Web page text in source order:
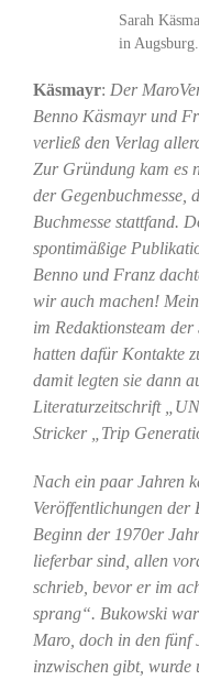
Sarah
in
Käsmayr: Der
Benno Käsmayr und
verließ den Verlag
Zur Gründung kam es
der
Buchmesse stattfand.
spontimäßige
Benno und Franz
wir auch machen!
im Redaktionsteam
hatten dafür Kontakte
damit legten sie dann
Literaturzeitschrift
Stricker „Trip
Nach ein paar Jahren
Veröffentlichungen der
Beginn der 1970er
lieferbar sind, allen
schrieb, bevor er im
sprang“. Bukowski
Maro, doch in den fünf
inzwischen gibt,